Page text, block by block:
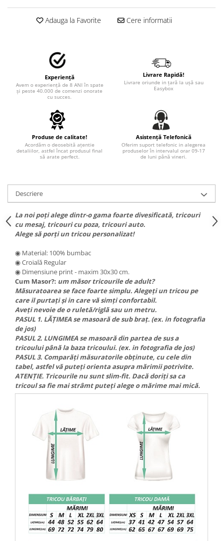
4X4/OFF ROAD STICKER
BABY ON BOARD
LOW STICKERS
PAUL WALKER STICKER
PENTRU FETE
PRODUSE IN TRENDING
STICKERE CRĂCIUN
STICKERE CU ANIMALE
STICKERE GEAM MIC
STICKERE PENTRU CAPOTA
STICKERE PENTRU LATERALE
STICKERE PERSONALIZATE
STICKERE PRAGURI
STICKERE PRINTATE
STICKERE UTILAJE AGRICOLE
VANATOARE - PESCUIT
STICKERE PERSONALIZATE
PRODUSE PERSONALIZATE FIRME
CARTI DE VIZITA
ECHIPAMENT DE LUCRU
PERSONALIZAT
PLACUTE INFORMATIVE
BANNERE PERSONALIZATE
TRICOURI PERSONALIZATE
TRICOURI MĂRCI AUTO
TRICOURI BMW
TRICOURI DACIA
TRICOURI FORD
Adauga la Favorite Cere informatii
Experiență
Avem o experiență de 8 ANI în spate
și peste 40.000 de comenzi onorate
cu succes.
Livrare Rapidă!
Livrare oriunde in țară la ușă sau
Easybox
Produse de calitate!
Acordăm o deosebită ațentie
detaliilor, astfel încat produsul final
să arate perfect.
Asistență Telefonică
Oferim suport telefonic in alegerea
produselor în intervalul orar 09-17
de luni până vineri.
Descriere
La noi poți alege dintr-o gama foarte divesificată, tricouri
cu mesaj, tricouri cu poza, tricouri auto.
Alege să porți un tricou personalizat!
◉ Material: 100% bumbac
◉ Croială Regular
◉ Dimensiune print - maxim 30x30 cm.
Cum Masor?: um măsor tricourile de adult?
Măsuratoarea se face foarte simplu. Alegeți un tricou pe
care il purtați și in care vă simți confortabil.
Aveți nevoie de o ruletă/riglă sau un metru.
PASUL 1. LĂȚIMEA se masoară de sub braț. (ex. in fotografia
de jos)
PASUL 2. LUNGIMEA se masoară din partea de sus a
tricoului până la baza tricoului. (ex. in fotografia de jos)
PASUL 3. Comparăți măsuratorile obținute, cu cele din
tabel, astfel vă puteți orienta asupra mărimii potrivite.
ATENȚIE. Tricourile nu sunt slim-fit. Dacă doriți sa ca
tricoul sa fie mai strâmt puteți alege o mărime mai mică.